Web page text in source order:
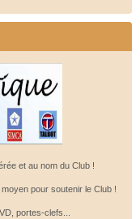
et au nom du Club !
pour soutenir le Club !
portes-clefs...